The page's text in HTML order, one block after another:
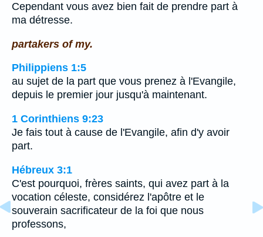
Cependant vous avez bien fait de prendre part à
ma détresse.
partakers of my.
Philippiens 1:5
au sujet de la part que vous prenez à l'Evangile,
depuis le premier jour jusqu'à maintenant.
1 Corinthiens 9:23
Je fais tout à cause de l'Evangile, afin d'y avoir
part.
Hébreux 3:1
C'est pourquoi, frères saints, qui avez part à la
vocation céleste, considérez l'apôtre et le
souverain sacrificateur de la foi que nous
professons,